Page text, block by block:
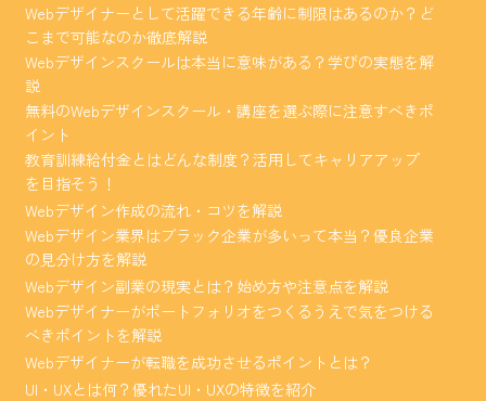
Webデザイナーとして活躍できる年齢に制限はあるのか？ど
こまで可能なのか徹底解説
Webデザインスクールは本当に意味がある？学びの実態を解
説
無料のWebデザインスクール・講座を選ぶ際に注意すべきポ
イント
教育訓練給付金とはどんな制度？活用してキャリアアップ
を目指そう！
Webデザイン作成の流れ・コツを解説
Webデザイン業界はブラック企業が多いって本当？優良企業
の見分け方を解説
Webデザイン副業の現実とは？始め方や注意点を解説
Webデザイナーがポートフォリオをつくるうえで気をつける
べきポイントを解説
Webデザイナーが転職を成功させるポイントとは？
UI・UXとは何？優れたUI・UXの特徴を紹介